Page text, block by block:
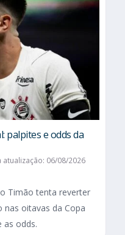
palpites e odds da
atualização: 06/08/2026
Timão tenta reverter
oitavas da Copa
as odds.